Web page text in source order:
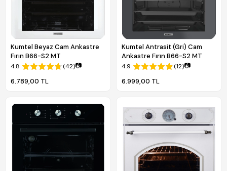
Kumtel Beyaz Cam Ankastre
Fırın B66-S2 MT
4.8 (42)📷
6.789,00 TL
Kumtel Antrasit (Gri) Cam
Ankastre Fırın B66-S2 MT
4.9 (12)📷
6.999,00 TL